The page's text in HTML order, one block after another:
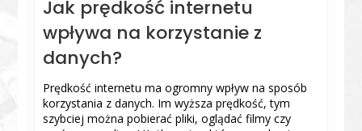
Jak prędkość internetu
wpływa na korzystanie z
danych?
Prędkość internetu ma ogromny wpływ na sposób
korzystania z danych. Im wyższa prędkość, tym
szybciej można pobierać pliki, oglądać filmy czy